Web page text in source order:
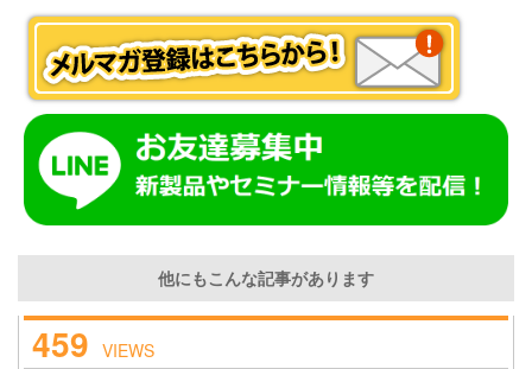
他にもこんな記事があります
459 VIEWS